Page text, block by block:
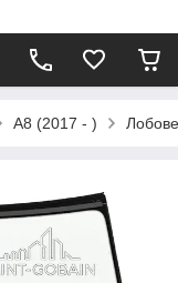
A8 (2017 - )